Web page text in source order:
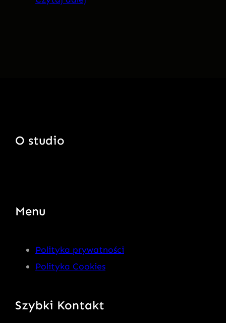
O studio
Menu
Polityka prywatności
Polityka Cookies
Szybki Kontakt